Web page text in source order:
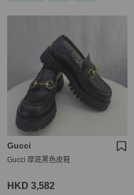
Gucci
Gucci 厚底黑色皮鞋
HKD 3,582